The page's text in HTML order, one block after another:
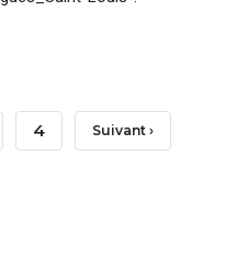
Page
4 Page
Suivant ›